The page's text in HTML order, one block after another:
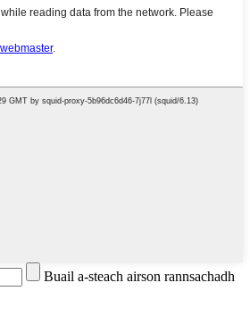
Buail a-steach airson rannsachadh